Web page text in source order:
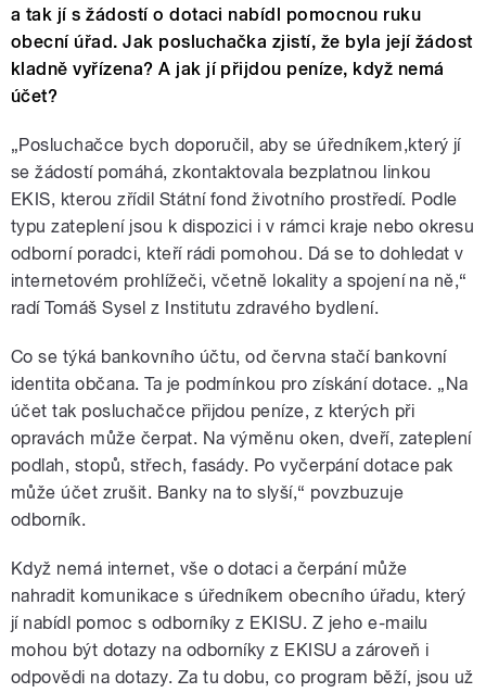
a tak jí s žádostí o dotaci nabídl pomocnou ruku
obecní úřad. Jak posluchačka zjistí, že byla její žádost
kladně vyřízena? A jak jí přijdou peníze, když nemá
účet?
„Posluchačce bych doporučil, aby se úředníkem,který jí
se žádostí pomáhá, zkontaktovala bezplatnou linkou
EKIS, kterou zřídil Státní fond životního prostředí. Podle
typu zateplení jsou k dispozici i v rámci kraje nebo okresu
odborní poradci, kteří rádi pomohou. Dá se to dohledat v
internetovém prohlížeči, včetně lokality a spojení na ně,“
radí Tomáš Sysel z Institutu zdravého bydlení.
Co se týká bankovního účtu, od června stačí bankovní
identita občana. Ta je podmínkou pro získání dotace. „Na
účet tak posluchačce přijdou peníze, z kterých při
opravách může čerpat. Na výměnu oken, dveří, zateplení
podlah, stopů, střech, fasády. Po vyčerpání dotace pak
může účet zrušit. Banky na to slyší,“ povzbuzuje
odborník.
Když nemá internet, vše o dotaci a čerpání může
nahradit komunikace s úředníkem obecního úřadu, který
jí nabídl pomoc s odborníky z EKISU. Z jeho e-mailu
mohou být dotazy na odborníky z EKISU a zároveň i
odpovědi na dotazy. Za tu dobu, co program běží, jsou už